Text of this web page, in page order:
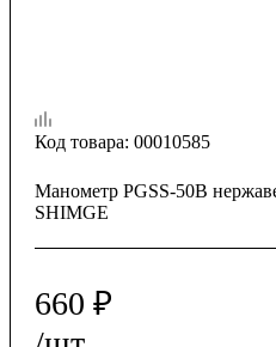
Код товара: 00010585
Манометр PGSS-50B
SHIMGE
660 ₽